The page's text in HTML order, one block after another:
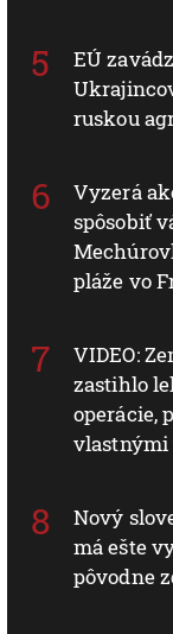
EÚ
ruskou
Vyzerá
spôsobiť
pláže vo
VIDEO:
zastihlo
operácie,
vlastnými
Nový
má ešte
pôvodne